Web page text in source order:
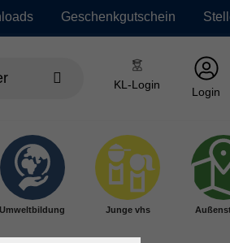
Geschenkgutschein
KL-Login
Login
Umweltbildung Junge vhs